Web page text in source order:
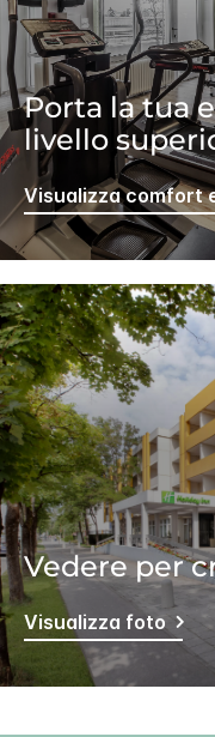
Porta la tua
livello
Visualizza comfort
Vedere per
Visualizza foto